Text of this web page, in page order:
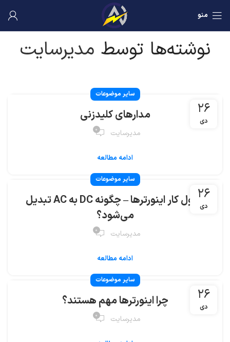
منو
نوشته‌ها توسط مدیرسایت
۲۶
دی
سایر موضوعات
مدارهای کلیدزنی
مدیرسایت ۰
ادامه مطالعه
۲۶
دی
سایر موضوعات
اصول کار اینورترها – چگونه DC به AC تبدیل
می‌شود؟
مدیرسایت ۰
ادامه مطالعه
۲۶
دی
سایر موضوعات
چرا اینورترها مهم هستند؟
مدیرسایت ۰